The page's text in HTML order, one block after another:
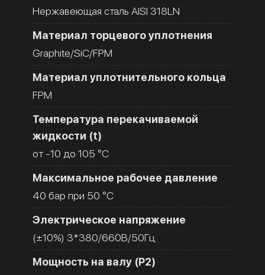
Нержавеющая сталь AISI 318LN
Материал торцевого уплотнения
Graphite/SiC/FPM
Материал уплотнительного кольца
FPM
Температура перекачиваемой
жидкости (t)
от -10 до 105 °C
Максимальное рабочее давление
40 бар при 50 °C
Электрическое напряжение
(±10%) 3*380/660В/50Гц
Мощность на валу (Р2)